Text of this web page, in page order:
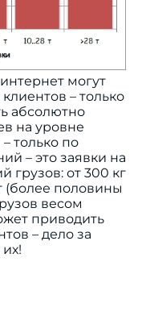
могут
– только
абсолютно
на уровне
только по
– это заявки на
грузов: от 300 кг
половины
весом
приводить
– дело за